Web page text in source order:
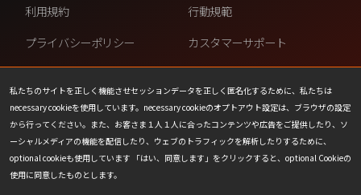
私たちのサイトを正しく機能させセッションデータを正しく匿名化するために、私たちは
necessary cookieを使用しています。necessary cookieのオプトアウト設定は、ブラウザの設定
から行ってください。また、お客さま１人１人に合ったコンテンツや広告をご提供したり、ソ
ーシャルメディアの機能を配信したり、ウェブのトラフィックを解析したりするために、
optional cookieも使用しています 「はい、同意します」をクリックすると、optional Cookieの
使用に同意したものとします。
利用規約
行動規範
プライバシーポリシー
カスタマーサポート
ファンコンテンツ・ポリシー
個人情報の販売や共有を許可し
ない
COOKIE
プレスリリース
会社情報
お問い合わせ